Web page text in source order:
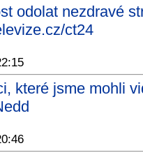
odolat nezdravé
ct24
které jsme mohli